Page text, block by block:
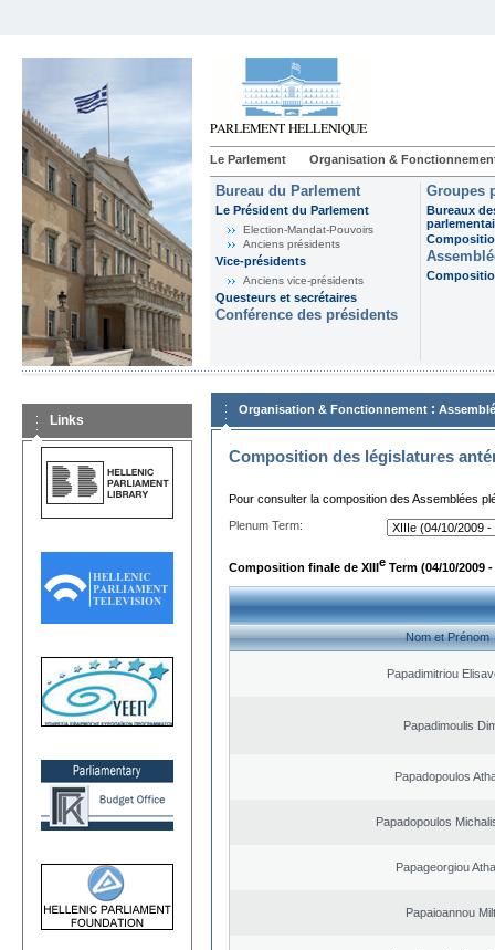
Le Parlement Organisation &
Bureau du Parlement
Le Président du Parlement
Election-Mandat-Pouvoirs
Anciens présidents
Vice-présidents
Anciens vice-présidents
Questeurs et secrétaires
Conférence des présidents
Groupes
Bureaux
Links
Organisation & Fonctionnement :
Composition des législatures
Pour consulter la composition des Assemblées
Plenum Term:
Composition finale de XIIIe Term (04/10/2009 -
Nom et Prénom
Papadimitriou
Papadimoulis
Papadopoulos
Papadopoulos
Papageorgiou
Papaioannou